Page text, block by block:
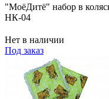
"МоёДитё" набор в
НК-04
Нет в наличии
Под заказ